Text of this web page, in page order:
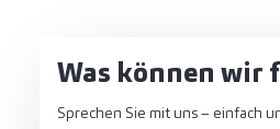
Was können wir
Sprechen Sie mit uns – einfach